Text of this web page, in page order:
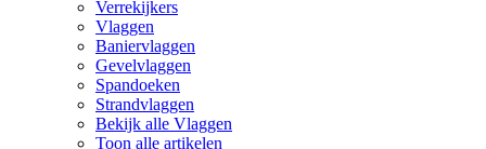
Verrekijkers
Vlaggen
Baniervlaggen
Gevelvlaggen
Spandoeken
Strandvlaggen
Bekijk alle Vlaggen
Toon alle artikelen